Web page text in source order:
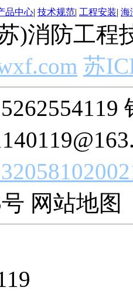
品中心| 技术规范| 工程安装| 海
)消防工程
苏
网站地图